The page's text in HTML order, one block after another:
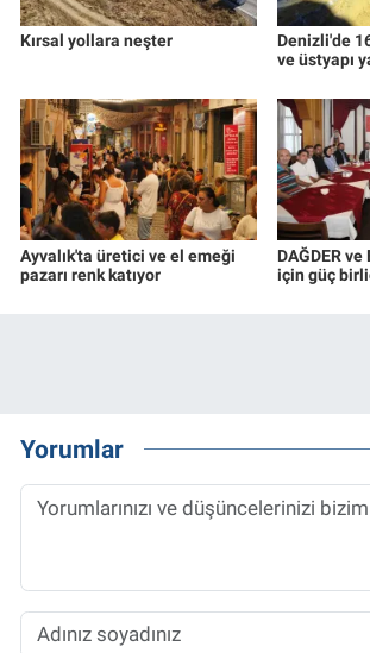
Kırsal yollara neşter
Denizli'de
ve üstyapı
Ayvalık'ta üretici ve el emeği
pazarı renk katıyor
DAĞDER
için güç
Yorumlar